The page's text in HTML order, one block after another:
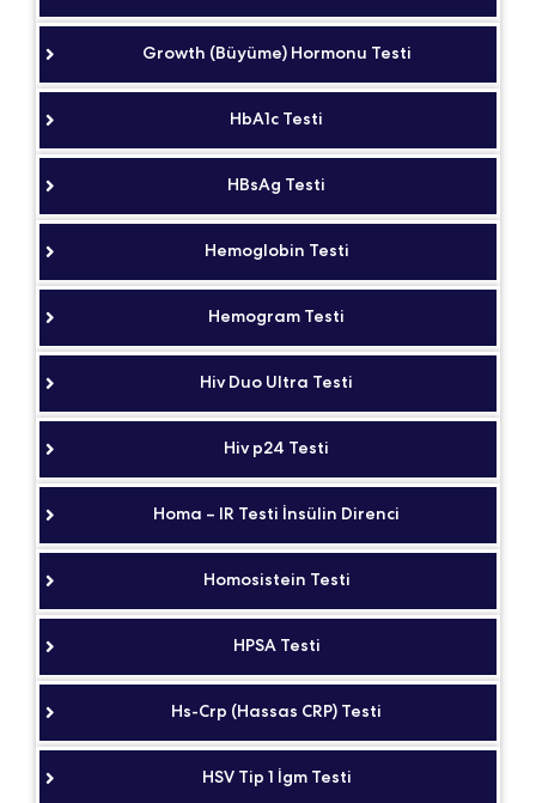
Growth (Büyüme) Hormonu Testi
HbA1c Testi
HBsAg Testi
Hemoglobin Testi
Hemogram Testi
Hiv Duo Ultra Testi
Hiv p24 Testi
Homa – IR Testi İnsülin Direnci
Homosistein Testi
HPSA Testi
Hs-Crp (Hassas CRP) Testi
HSV Tip 1 İgm Testi